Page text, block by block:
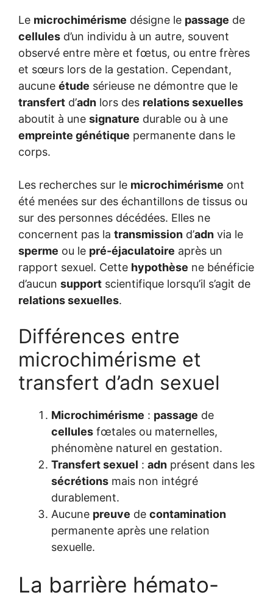
Le microchimérisme désigne le passage de
cellules d’un individu à un autre, souvent
observé entre mère et fœtus, ou entre frères
et sœurs lors de la gestation. Cependant,
aucune étude sérieuse ne démontre que le
transfert d’adn lors des relations sexuelles
aboutit à une signature durable ou à une
empreinte génétique permanente dans le
corps.
Les recherches sur le microchimérisme ont
été menées sur des échantillons de tissus ou
sur des personnes décédées. Elles ne
concernent pas la transmission d’adn via le
sperme ou le pré-éjaculatoire après un
rapport sexuel. Cette hypothèse ne bénéficie
d’aucun support scientifique lorsqu’il s’agit de
relations sexuelles.
Différences entre
microchimérisme et
transfert d’adn sexuel
Microchimérisme : passage de
cellules fœtales ou maternelles,
phénomène naturel en gestation.
Transfert sexuel : adn présent dans les
sécrétions mais non intégré
durablement.
Aucune preuve de contamination
permanente après une relation
sexuelle.
La barrière hémato-